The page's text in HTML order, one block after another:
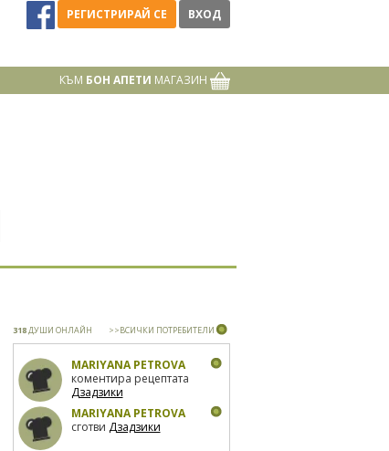
РЕГИСТРИРАЙ СЕ ВХОД
КЪМ БОН АПЕТИ МАГАЗИН
318ДУШИ ОНЛАЙН >>ВСИЧКИ ПОТРЕБИТЕЛИ
MARIYANA PETROVA
коментира рецептата
Дзадзики
MARIYANA PETROVA
сготви Дзадзики